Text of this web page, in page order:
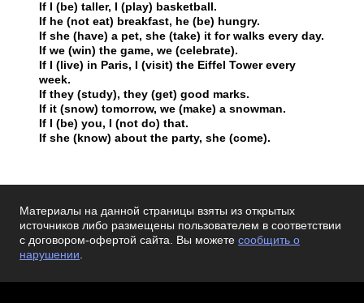
If I (be) taller, I (play) basketball.
If he (not eat) breakfast, he (be) hungry.
If she (have) a pet, she (take) it for walks every day.
If we (win) the game, we (celebrate).
If I (live) in Paris, I (visit) the Eiffel Tower every
week.
If they (study), they (get) good marks.
If it (snow) tomorrow, we (make) a snowman.
If I (be) you, I (not do) that.
If she (know) about the party, she (come).
Материалы на данной страницы взяты из открытых
источников либо размещены пользователем в соответствии
с договором-офертой сайта. Вы можете сообщить о
нарушении.